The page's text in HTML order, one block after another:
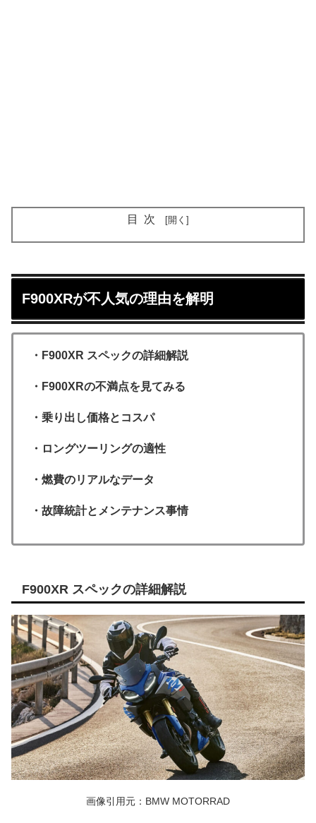
目次
F900XRが不人気の理由を解明
・F900XR スペックの詳細解説
・F900XRの不満点を見てみる
・乗り出し価格とコスパ
・ロングツーリングの適性
・燃費のリアルなデータ
・故障統計とメンテナンス事情
F900XR スペックの詳細解説
画像引用元：BMW MOTORRAD